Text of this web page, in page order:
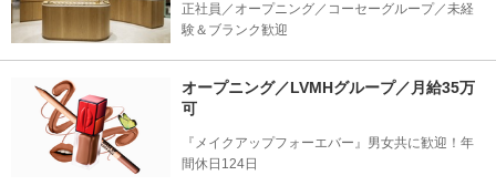
正社員／オープニング／コーセーグループ／未経
験＆ブランク歓迎
オープニング／LVMHグループ／月給35万
可
『メイクアップフォーエバー』男女共に歓迎！年
間休日124日